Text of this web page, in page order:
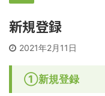
新規登録
2021年2月11日
①新規登録